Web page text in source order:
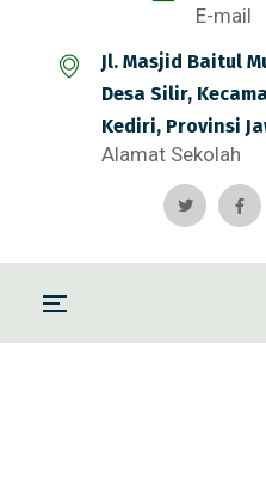
E-mail
Jl. Masjid Baitul
Desa Silir,
Kediri, Provinsi
Alamat Sekolah